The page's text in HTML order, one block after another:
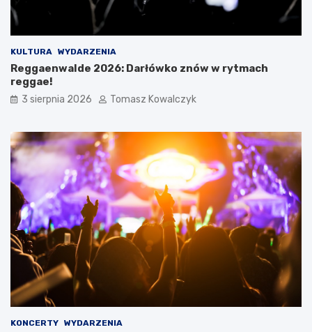
KULTURA WYDARZENIA
Reggaenwalde 2026: Darłówko znów w rytmach
reggae!
3 sierpnia 2026 Tomasz Kowalczyk
KONCERTY WYDARZENIA